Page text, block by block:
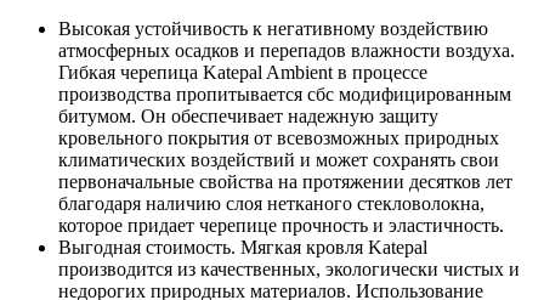
Высокая устойчивость к негативному воздействию
атмосферных осадков и перепадов влажности воздуха.
Гибкая черепица Katepal Ambient в процессе
производства пропитывается сбс модифицированным
битумом. Он обеспечивает надежную защиту
кровельного покрытия от всевозможных природных
климатических воздействий и может сохранять свои
первоначальные свойства на протяжении десятков лет
благодаря наличию слоя нетканого стекловолокна,
которое придает черепице прочность и эластичность.
Выгодная стоимость. Мягкая кровля Katepal
производится из качественных, экологически чистых и
недорогих природных материалов. Использование